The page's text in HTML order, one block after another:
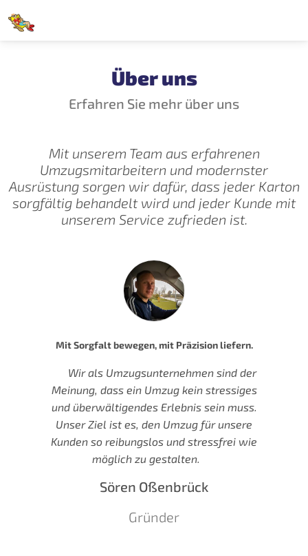
Über uns
Erfahren Sie mehr über uns
Mit unserem Team aus erfahrenen
Umzugsmitarbeitern und modernster
Ausrüstung sorgen wir dafür, dass jeder Karton
sorgfältig behandelt wird und jeder Kunde mit
unserem Service zufrieden ist.
Mit Sorgfalt bewegen, mit Präzision liefern.
Wir als Umzugsunternehmen sind der
Meinung, dass ein Umzug kein stressiges
und überwältigendes Erlebnis sein muss.
Unser Ziel ist es, den Umzug für unsere
Kunden so reibungslos und stressfrei wie
möglich zu gestalten.
Sören Oßenbrück
Gründer